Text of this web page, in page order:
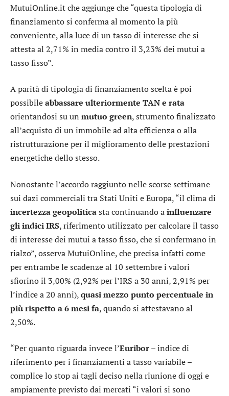
MutuiOnline.it che aggiunge che “questa tipologia di
finanziamento si conferma al momento la più
conveniente, alla luce di un tasso di interesse che si
attesta al 2,71% in media contro il 3,23% dei mutui a
tasso fisso”.
A parità di tipologia di finanziamento scelta è poi
possibileabbassare ulteriormente TAN e rata
orientandosi su un mutuo green, strumento finalizzato
all’acquisto di un immobile ad alta efficienza o alla
ristrutturazione per il miglioramento delle prestazioni
energetiche dello stesso.
Nonostante l’accordo raggiunto nelle scorse settimane
sui dazi commerciali tra Stati Uniti e Europa, “il clima di
incertezza geopoliticasta continuando ainfluenzare
gli indici IRS, riferimento utilizzato per calcolare il tasso
di interesse dei mutui a tasso fisso, che si confermano in
rialzo”, osserva MutuiOnline, che precisa infatti come
per entrambe le scadenze al 10 settembre i valori
sfiorino il 3,00% (2,92% per l’IRS a 30 anni, 2,91% per
l’indice a 20 anni),quasi mezzo punto percentuale in
più rispetto a 6 mesi fa, quando si attestavano al
2,50%.
“Per quanto riguarda invece l’Euribor– indice di
riferimento per i finanziamenti a tasso variabile –
complice lo stop ai tagli deciso nella riunione di oggi e
ampiamente previsto dai mercati “i valori si sono